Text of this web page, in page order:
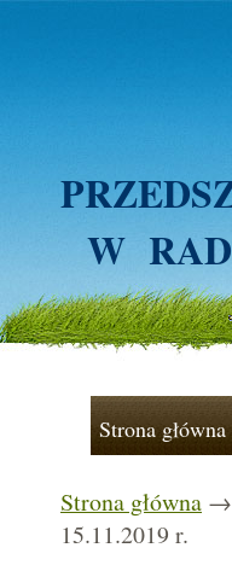
W
Strona główna
Strona główna →
15.11.2019 r.